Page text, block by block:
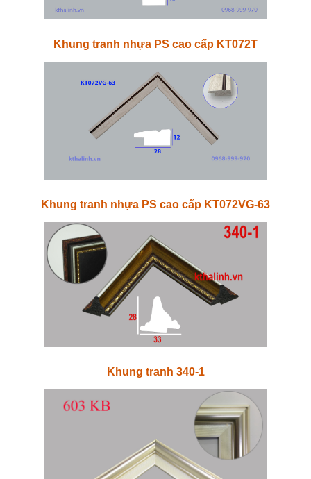
Khung tranh nhựa PS cao cấp KT072T
Khung tranh nhựa PS cao cấp KT072VG-63
Khung tranh 340-1